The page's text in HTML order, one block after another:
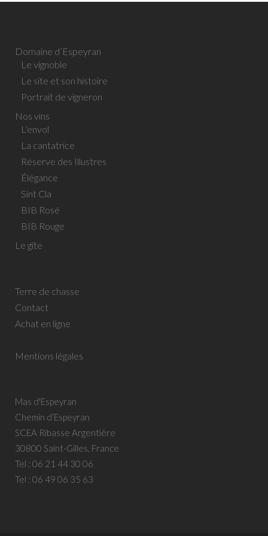
Domaine d’Espeyran
Le vignoble
Le site et son histoire
Portrait de vigneron
Nos vins
L’envol
La cantatrice
Réserve des Illustres
Élégance
Sint Cla
BIB Rosé
BIB Rouge
Le gîte
Terre de chasse
Contact
Achat en ligne
Mentions légales
Mas d'Espeyran
Chemin d’Espeyran
SCEA Ribasse Argentière
30800 Saint-Gilles, France
Tel : 06 21 44 30 06
Tel : 06 49 06 35 63